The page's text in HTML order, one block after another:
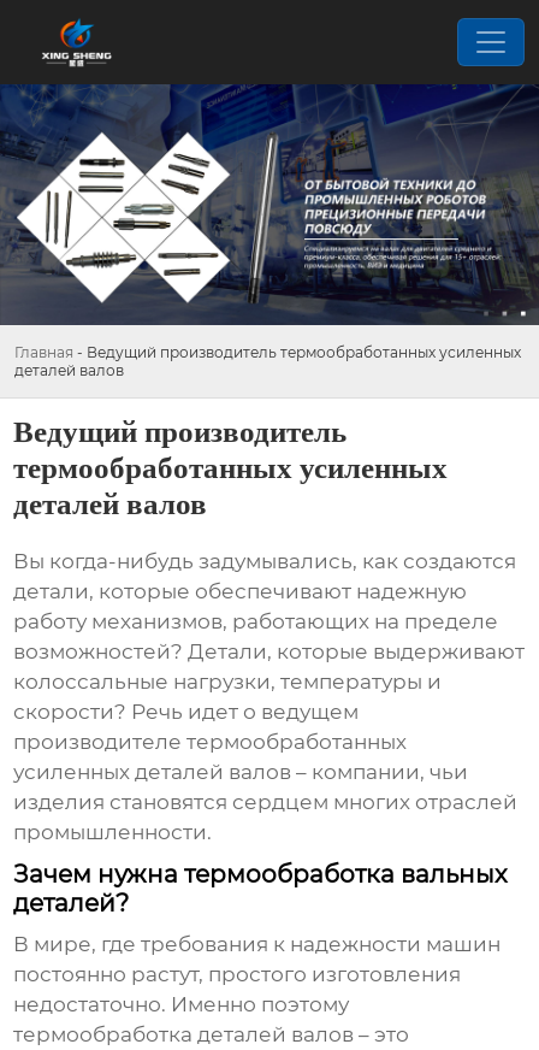
Главная - Ведущий производитель термообработанных усиленных
деталей валов
Ведущий производитель
термообработанных усиленных
деталей валов
Вы когда-нибудь задумывались, как создаются
детали, которые обеспечивают надежную
работу механизмов, работающих на пределе
возможностей? Детали, которые выдерживают
колоссальные нагрузки, температуры и
скорости? Речь идет о ведущем
производителе термообработанных
усиленных деталей валов – компании, чьи
изделия становятся сердцем многих отраслей
промышленности.
Зачем нужна термообработка вальных
деталей?
В мире, где требования к надежности машин
постоянно растут, простого изготовления
недостаточно. Именно поэтому
термообработка деталей валов – это